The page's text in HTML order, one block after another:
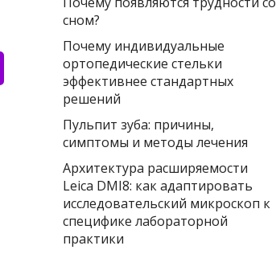
сном?
Почему индивидуальные
ортопедические стельки
эффективнее стандартных
решений
Пульпит зуба: причины,
симптомы и методы лечения
Архитектура расширяемости
Leica DMI8: как адаптировать
исследовательский микроскоп к
специфике лабораторной
практики